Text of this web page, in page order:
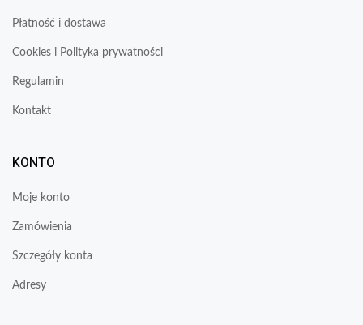
Płatność i dostawa
Cookies i Polityka prywatności
Regulamin
Kontakt
KONTO
Moje konto
Zamówienia
Szczegóły konta
Adresy